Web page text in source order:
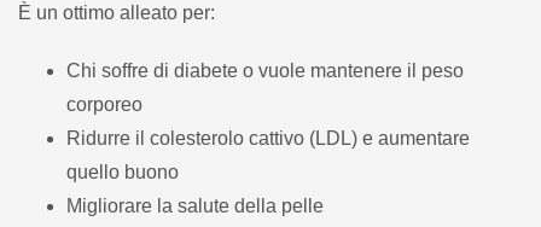
È un ottimo alleato per:
Chi soffre di diabete o vuole mantenere il peso
corporeo
Ridurre il colesterolo cattivo (LDL) e aumentare
quello buono
Migliorare la salute della pelle